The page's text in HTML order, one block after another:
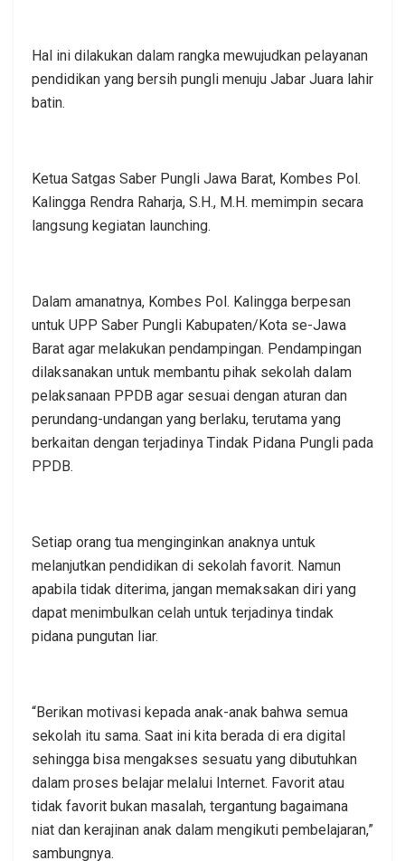
Hal ini dilakukan dalam rangka mewujudkan pelayanan
pendidikan yang bersih pungli menuju Jabar Juara lahir
batin.
Ketua Satgas Saber Pungli Jawa Barat, Kombes Pol.
Kalingga Rendra Raharja, S.H., M.H. memimpin secara
langsung kegiatan launching.
Dalam amanatnya, Kombes Pol. Kalingga berpesan
untuk UPP Saber Pungli Kabupaten/Kota se-Jawa
Barat agar melakukan pendampingan. Pendampingan
dilaksanakan untuk membantu pihak sekolah dalam
pelaksanaan PPDB agar sesuai dengan aturan dan
perundang-undangan yang berlaku, terutama yang
berkaitan dengan terjadinya Tindak Pidana Pungli pada
PPDB.
Setiap orang tua menginginkan anaknya untuk
melanjutkan pendidikan di sekolah favorit. Namun
apabila tidak diterima, jangan memaksakan diri yang
dapat menimbulkan celah untuk terjadinya tindak
pidana pungutan liar.
“Berikan motivasi kepada anak-anak bahwa semua
sekolah itu sama. Saat ini kita berada di era digital
sehingga bisa mengakses sesuatu yang dibutuhkan
dalam proses belajar melalui Internet. Favorit atau
tidak favorit bukan masalah, tergantung bagaimana
niat dan kerajinan anak dalam mengikuti pembelajaran,”
sambungnya.